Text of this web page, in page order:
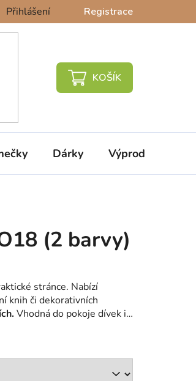
Přihlášení Registrace
NÁKUPNÍ
Dárky Výprodej %
(2 barvy)
stránce. Nabízí
knih či dekorativních
Vhodná do pokoje dívek i